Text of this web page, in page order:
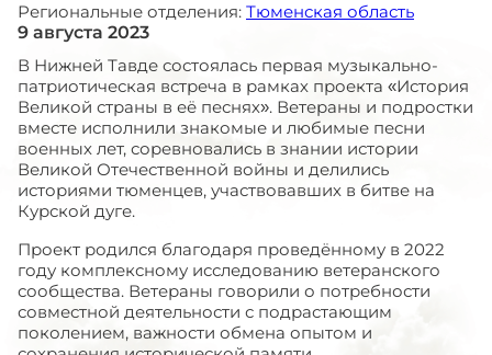
Региональные отделения: Тюменская область
9 августа 2023
В Нижней Тавде состоялась первая музыкально-
патриотическая встреча в рамках проекта «История
Великой страны в её песнях». Ветераны и подростки
вместе исполнили знакомые и любимые песни
военных лет, соревновались в знании истории
Великой Отечественной войны и делились
историями тюменцев, участвовавших в битве на
Курской дуге.
Проект родился благодаря проведённому в 2022
году комплексному исследованию ветеранского
сообщества. Ветераны говорили о потребности
совместной деятельности с подрастающим
поколением, важности обмена опытом и